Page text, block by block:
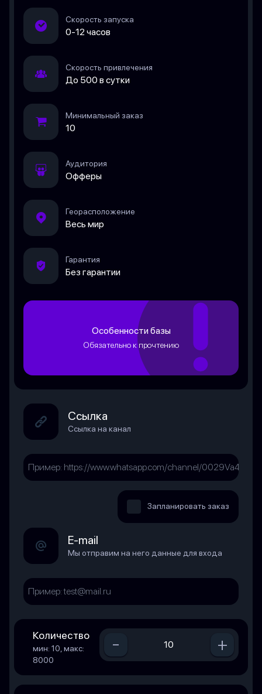
Скорость запуска
0-12 часов
Скорость привлечения
До 500 в сутки
Минимальный заказ
10
Аудитория
Офферы
Георасположение
Весь мир
Гарантия
Без гарантии
Особенности базы
Обязательно к прочтению
Ссылка
Ссылка на канал
Запланировать заказ
E-mail
Мы отправим на него данные для входа
Количество
мин: 10, макс:
8000
- +